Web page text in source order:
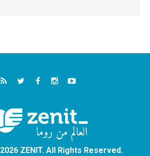
ZENIT. All Rights Reserved.